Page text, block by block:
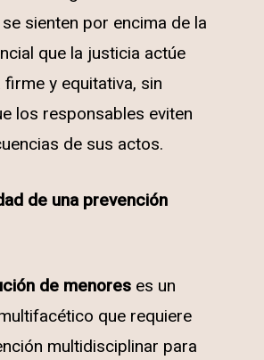
sienten por encima de la
que la justicia actúe
y equitativa, sin
los responsables eviten
de sus actos.
de una prevención
de menores es un
que requiere
multidisciplinar para